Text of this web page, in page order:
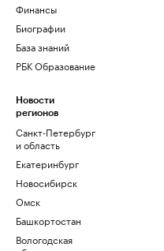
Финансы
Биографии
База знаний
РБК Образование
Новости
регионов
Санкт-Петербург
и область
Екатеринбург
Новосибирск
Омск
Башкортостан
Вологодская